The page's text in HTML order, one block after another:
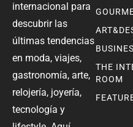
internacional para
descubrir las
últimas tendencias
en moda, viajes,
gastronomía, arte,
relojería, joyería,
tecnología y
THE
ROOM